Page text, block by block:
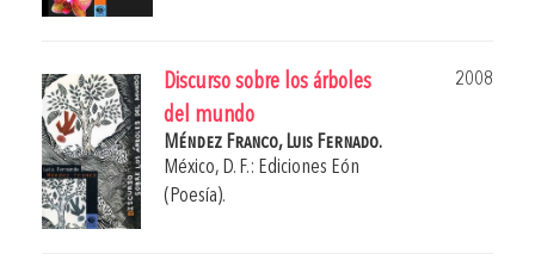
Discurso sobre los árboles
del mundo
2008
Méndez Franco, Luis Fernado.
México, D. F.: Ediciones Eón
(Poesía).